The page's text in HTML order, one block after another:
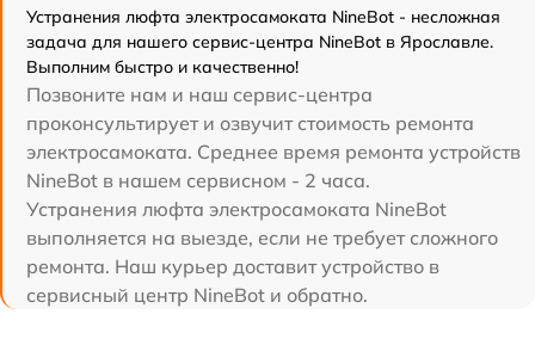
Устранения люфта электросамоката NineBot - несложная
задача для нашего сервис-центра NineBot в Ярославле.
Выполним быстро и качественно!
Позвоните нам и наш сервис-центра
проконсультирует и озвучит стоимость ремонта
электросамоката. Среднее время ремонта устройств
NineBot в нашем сервисном - 2 часа.
Устранения люфта электросамоката NineBot
выполняется на выезде, если не требует сложного
ремонта. Наш курьер доставит устройство в
сервисный центр NineBot и обратно.